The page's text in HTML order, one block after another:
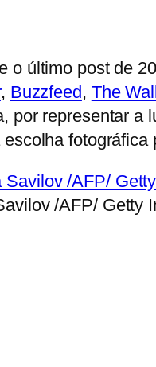
o último post de
, Buzzfeed , The
por representar a
fotográfica
/AFP/ Getty